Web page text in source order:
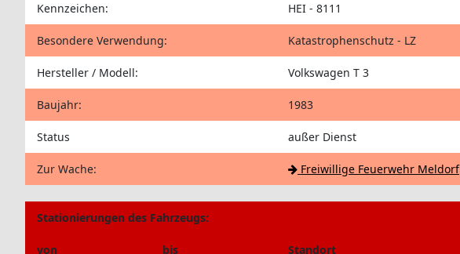
Kennzeichen: HEI - 8111
Besondere Verwendung: Katastrophenschutz - LZ
Hersteller / Modell: Volkswagen T 3
Baujahr: 1983
Status außer Dienst
Zur Wache: Freiwillige Feuerwehr Meldorf
Stationierungen des Fahrzeugs:
von bis Standort